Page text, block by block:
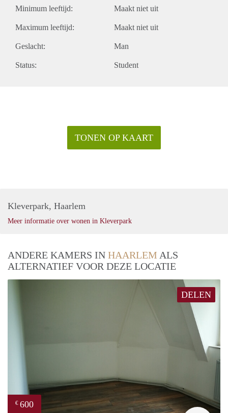
Minimum leeftijd: Maakt niet uit
Maximum leeftijd: Maakt niet uit
Geslacht: Man
Status: Student
TONEN OP KAART
Kleverpark, Haarlem
Meer informatie over wonen in Kleverpark
ANDERE KAMERS IN HAARLEM ALS
ALTERNATIEF VOOR DEZE LOCATIE
DELEN
€ 600